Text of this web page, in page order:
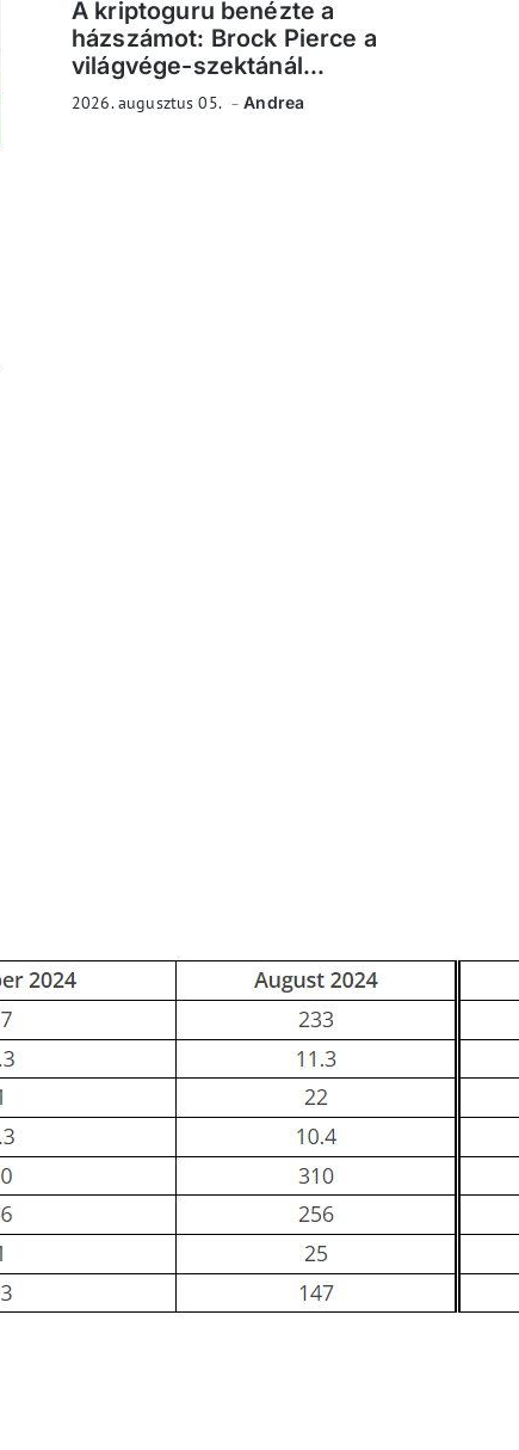
A kriptoguru benézte a
házszámot: Brock Pierce a
világvége-szektánál...
2026. augusztus 05. Andrea